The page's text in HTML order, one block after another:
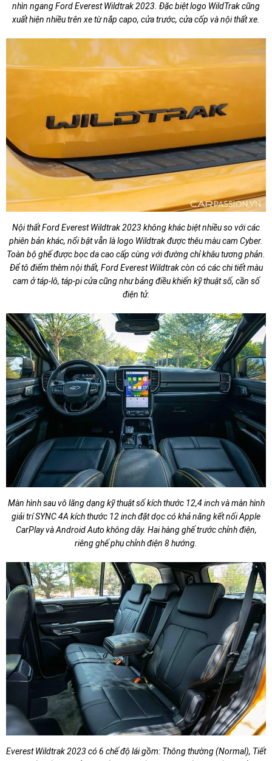
nhìn ngang Ford Everest Wildtrak 2023. Đặc biệt logo WildTrak cũng
xuất hiện nhiều trên xe từ nắp capo, cửa trước, cửa cốp và nội thất xe.
Nội thất Ford Everest Wildtrak 2023 không khác biệt nhiều so với các
phiên bản khác, nổi bật vẫn là logo Wildtrak được thêu màu cam Cyber.
Toàn bộ ghế được bọc da cao cấp cùng với đường chỉ khâu tương phản.
Để tô điểm thêm nội thất, Ford Everest Wildtrak còn có các chi tiết màu
cam ở táp-lô, táp-pi cửa cũng như bảng điều khiển kỹ thuật số, cần số
điện tử.
Màn hình sau vô lăng dạng kỹ thuật số kích thước 12,4 inch và màn hình
giải trí SYNC 4A kích thước 12 inch đặt dọc có khả năng kết nối Apple
CarPlay và Android Auto không dây. Hai hàng ghế trước chỉnh điện,
riêng ghế phụ chỉnh điện 8 hướng.
Everest Wildtrak 2023 có 6 chế độ lái gồm: Thông thường (Normal), Tiết